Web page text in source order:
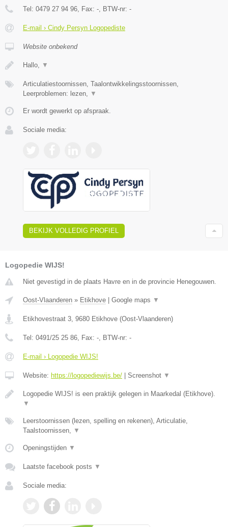
Tel: 0479 27 94 96 , Fax: - , BTW-nr: -
E-mail › Cindy Persyn Logopediste
Website onbekend
Hallo, ▼
Articulatiestoornissen, Taalontwikkelingsstoornissen,
Leerproblemen: lezen,
▼
Er wordt gewerkt op afspraak.
Sociale media:
BEKIJK VOLLEDIG PROFIEL
Logopedie WIJS!
Niet gevestigd in de plaats Havre en in de provincie Henegouwen.
Oost-Vlaanderen » Etikhove Google maps ▼
Etikhovestraat 3, 9680 Etikhove (Oost-Vlaanderen)
Tel: 0491/25 25 86, Fax: -, BTW-nr: -
E-mail › Logopedie WIJS!
Website: https://logopediewijs.be/ Screenshot ▼
Logopedie WIJS! is een praktijk gelegen in Maarkedal (Etikhove).
▼
Leerstoornissen (lezen, spelling en rekenen), Articulatie,
Taalstoornissen, ▼
Openingstijden ▼
Laatste facebook posts ▼
Sociale media: